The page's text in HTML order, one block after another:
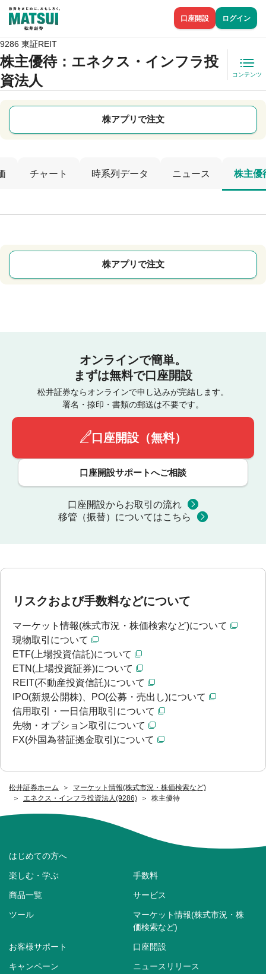
口座開設 ログイン
松井証券ホーム
マーケット情報(株式市況・株価検索など)
エネクス・インフラ投資法人(9286)
株主優待
9286 東証REIT
株主優待：エネクス・インフラ投
資法人
コンテンツ
株アプリで注文
チャート 時系列データ ニュース 株主優
株アプリで注文
オンラインで簡単。
まずは無料で口座開設
松井証券ならオンラインで申し込みが完結します。
署名・捺印・書類の郵送は不要です。
口座開設（無料）
口座開設サポートへご相談
口座開設からお取引の流れ
移管（振替）についてはこちら
リスクおよび手数料などについて
マーケット情報(株式市況・株価検索など)について
現物取引について
ETF(上場投資信託)について
ETN(上場投資証券)について
REIT(不動産投資信託)について
IPO(新規公開株)、PO(公募・売出し)について
信用取引・一日信用取引について
先物・オプション取引について
FX(外国為替証拠金取引)について
はじめての方へ
楽しむ・学ぶ 手数料
商品一覧 サービス
ツール
マーケット情報(株式市況・株
価検索など)
お客様サポート 口座開設
キャンペーン ニュースリリース